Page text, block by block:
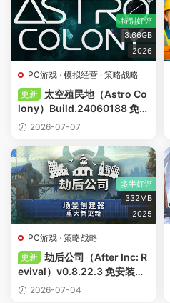
特别好评
3.66GB
2026
PC游戏 · 模拟经营 · 策略战略
更新 太空殖民地（Astro Co
lony）Build.24060188 免安
装中文版下载
2026-07-07
多半好评
332MB
2025
PC游戏 · 策略战略
更新 劫后公司（After Inc: R
evival）v0.8.22.3 免安装中
文版下载
2026-07-04